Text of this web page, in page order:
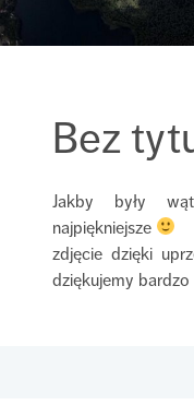
Bez
Jakby były
najpiękniejsze
zdjęcie dzięki
dziękujemy bardzo